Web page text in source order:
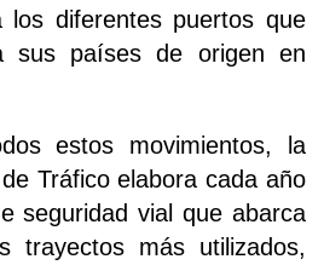
los diferentes puertos que
sus países de origen en
estos movimientos, la
Tráfico elabora cada año
seguridad vial que abarca
trayectos más utilizados,